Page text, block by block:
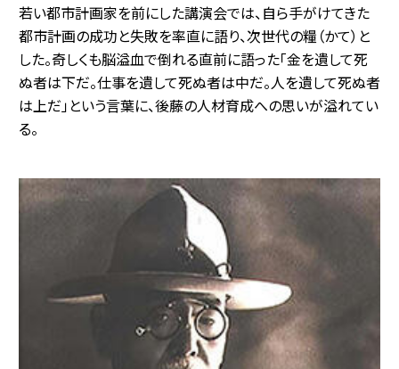
若い都市計画家を前にした講演会では、自ら手がけてきた
都市計画の成功と失敗を率直に語り、次世代の糧（かて）と
した。奇しくも脳溢血で倒れる直前に語った「金を遺して死
ぬ者は下だ。仕事を遺して死ぬ者は中だ。人を遺して死ぬ者
は上だ」という言葉に、後藤の人材育成への思いが溢れてい
る。